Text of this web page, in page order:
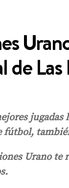
de Las
jugadas
fútbol,
Urano te